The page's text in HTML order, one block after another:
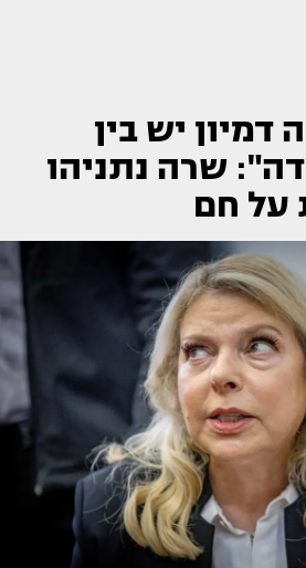
דמיון יש בין
שרה נתניהו
על חם